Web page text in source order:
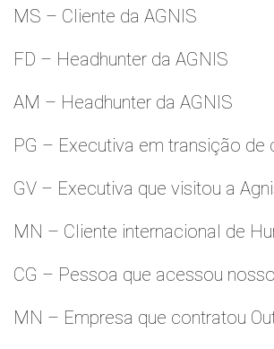
MS – Cliente da AGNIS
FD – Headhunter da AGNIS
AM – Headhunter da AGNIS
PG – Executiva em transição de
GV – Executiva que visitou a
MN – Cliente internacional de
CG – Pessoa que acessou
MN – Empresa que contratou